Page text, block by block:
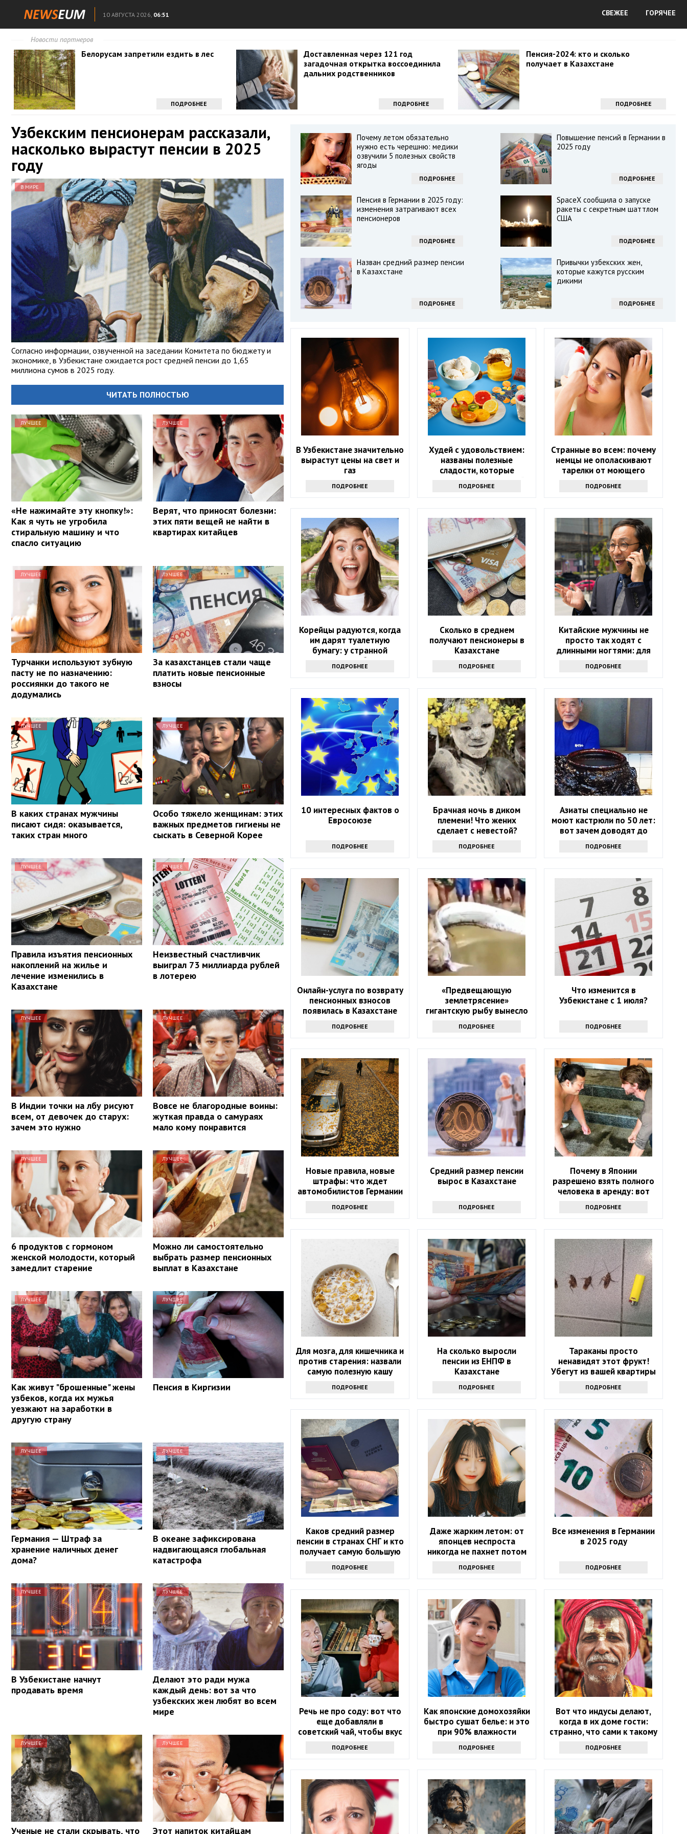
10 АВГУСТА 2026, 06:51 СВЕЖЕЕ ГОРЯЧЕЕ
Новости партнеров
Белорусам запретили ездить в лес
ПОДРОБНЕЕ
Доставленная через 121 год
загадочная открытка воссоединила
дальних родственников
ПОДРОБНЕЕ
Пенсия-2024: кто и сколько
получает в Казахстане
ПОДРОБНЕЕ
Узбекским пенсионерам рассказали,
насколько вырастут пенсии в 2025
году
В МИРЕ
Согласно информации, озвученной на заседании Комитета по бюджету и
экономике, в Узбекистане ожидается рост средней пенсии до 1,65
миллиона сумов в 2025 году.
ЧИТАТЬ ПОЛНОСТЬЮ
ЛУЧШЕЕ
«Не нажимайте эту кнопку!»:
Как я чуть не угробила
стиральную машину и что
спасло ситуацию
ЛУЧШЕЕ
Верят, что приносят болезни:
этих пяти вещей не найти в
квартирах китайцев
ЛУЧШЕЕ
Турчанки используют зубную
пасту не по назначению:
россиянки до такого не
додумались
ЛУЧШЕЕ
За казахстанцев стали чаще
платить новые пенсионные
взносы
ЛУЧШЕЕ
В каких странах мужчины
писают сидя: оказывается,
таких стран много
ЛУЧШЕЕ
Особо тяжело женщинам: этих
важных предметов гигиены не
сыскать в Северной Корее
ЛУЧШЕЕ
Правила изъятия пенсионных
накоплений на жилье и
лечение изменились в
Казахстане
ЛУЧШЕЕ
Неизвестный счастливчик
выиграл 73 миллиарда рублей
в лотерею
ЛУЧШЕЕ
В Индии точки на лбу рисуют
всем, от девочек до старух:
зачем это нужно
ЛУЧШЕЕ
Вовсе не благородные воины:
жуткая правда о самураях
мало кому понравится
ЛУЧШЕЕ
6 продуктов с гормоном
женской молодости, который
замедлит старение
ЛУЧШЕЕ
Можно ли самостоятельно
выбрать размер пенсионных
выплат в Казахстане
ЛУЧШЕЕ
Как живут "брошенные" жены
узбеков, когда их мужья
уезжают на заработки в
другую страну
ЛУЧШЕЕ
Пенсия в Киргизии
ЛУЧШЕЕ
Германия — Штраф за
хранение наличных денег
дома?
ЛУЧШЕЕ
В океане зафиксирована
надвигающаяся глобальная
катастрофа
ЛУЧШЕЕ
В Узбекистане начнут
продавать время
ЛУЧШЕЕ
Делают это ради мужа
каждый день: вот за что
узбекских жен любят во всем
мире
ЛУЧШЕЕ
Ученые не стали скрывать, что
ЛУЧШЕЕ
Этот напиток китайцам
Почему летом обязательно
нужно есть черешню: медики
озвучили 5 полезных свойств
ягоды
ПОДРОБНЕЕ
Повышение пенсий в Германии в
2025 году
ПОДРОБНЕЕ
Пенсия в Германии в 2025 году:
изменения затрагивают всех
пенсионеров
ПОДРОБНЕЕ
SpaceX сообщила о запуске
ракеты с секретным шаттлом
США
ПОДРОБНЕЕ
Назван средний размер пенсии
в Казахстане
ПОДРОБНЕЕ
Привычки узбекских жен,
которые кажутся русским
дикими
ПОДРОБНЕЕ
В Узбекистане значительно
вырастут цены на свет и
газ
ПОДРОБНЕЕ
Худей с удовольствием:
названы полезные
сладости, которые
помогут скинуть лишний
вес
ПОДРОБНЕЕ
Странные во всем: почему
немцы не ополаскивают
тарелки от моющего
ПОДРОБНЕЕ
Корейцы радуются, когда
им дарят туалетную
бумагу: у странной
традиции есть объяснение
ПОДРОБНЕЕ
Сколько в среднем
получают пенсионеры в
Казахстане
ПОДРОБНЕЕ
Китайские мужчины не
просто так ходят с
длинными ногтями: для
ПОДРОБНЕЕ
10 интересных фактов о
Евросоюзе
ПОДРОБНЕЕ
Брачная ночь в диком
племени! Что жених
сделает с невестой?
ПОДРОБНЕЕ
Азиаты специально не
моют кастрюли по 50 лет:
вот зачем доводят до
ПОДРОБНЕЕ
Онлайн-услуга по возврату
пенсионных взносов
появилась в Казахстане
ПОДРОБНЕЕ
«Предвещающую
землетрясение»
гигантскую рыбу вынесло
ПОДРОБНЕЕ
Что изменится в
Узбекистане с 1 июля?
ПОДРОБНЕЕ
Новые правила, новые
штрафы: что ждет
автомобилистов Германии
ПОДРОБНЕЕ
Средний размер пенсии
вырос в Казахстане
ПОДРОБНЕЕ
Почему в Японии
разрешено взять полного
человека в аренду: вот
ПОДРОБНЕЕ
Для мозга, для кишечника и
против старения: назвали
самую полезную кашу
ПОДРОБНЕЕ
На сколько выросли
пенсии из ЕНПФ в
Казахстане
ПОДРОБНЕЕ
Тараканы просто
ненавидят этот фрукт!
Убегут из вашей квартиры
ПОДРОБНЕЕ
Каков средний размер
пенсии в странах СНГ и кто
получает самую большую
ПОДРОБНЕЕ
Даже жарким летом: от
японцев неспроста
никогда не пахнет потом
ПОДРОБНЕЕ
Все изменения в Германии
в 2025 году
ПОДРОБНЕЕ
Речь не про соду: вот что
еще добавляли в
советский чай, чтобы вкус
ПОДРОБНЕЕ
Как японские домохозяйки
быстро сушат белье: и это
при 90% влажности
ПОДРОБНЕЕ
Вот что индусы делают,
когда в их доме гости:
странно, что сами к такому
ПОДРОБНЕЕ